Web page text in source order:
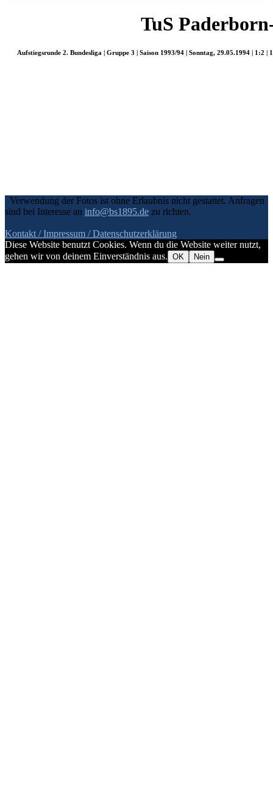
TuS
Aufstiegsrunde 2. Bundesliga | Gruppe 3 | Saison 1993/94 | Sonntag, 29.05.1994 | 1:2 |
Verwendung der Fotos ist ohne Erlaubnis nicht gestattet. Anfragen
sind bei Interesse an info@bs1895.de zu richten.
Kontakt / Impressum / Datenschutzerklärung
Diese Website benutzt Cookies. Wenn du die Website weiter nutzt,
gehen wir von deinem Einverständnis aus. OK Nein